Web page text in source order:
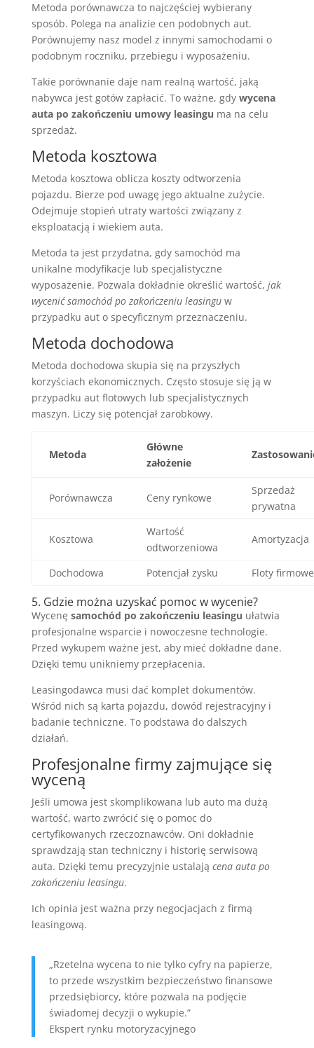
Metoda porównawcza to najczęściej wybierany
sposób. Polega na analizie cen podobnych aut.
Porównujemy nasz model z innymi samochodami o
podobnym roczniku, przebiegu i wyposażeniu.
Takie porównanie daje nam realną wartość, jaką
nabywca jest gotów zapłacić. To ważne, gdy wycena
auta po zakończeniu umowy leasingu ma na celu
sprzedaż.
Metoda kosztowa
Metoda kosztowa oblicza koszty odtworzenia
pojazdu. Bierze pod uwagę jego aktualne zużycie.
Odejmuje stopień utraty wartości związany z
eksploatacją i wiekiem auta.
Metoda ta jest przydatna, gdy samochód ma
unikalne modyfikacje lub specjalistyczne
wyposażenie. Pozwala dokładnie określić wartość, jak
wycenić samochód po zakończeniu leasinguw
przypadku aut o specyficznym przeznaczeniu.
Metoda dochodowa
Metoda dochodowa skupia się na przyszłych
korzyściach ekonomicznych. Często stosuje się ją w
przypadku aut flotowych lub specjalistycznych
maszyn. Liczy się potencjał zarobkowy.
Metoda
Główne
założenie
Porównawcza Ceny rynkowe
Sprzedaż
prywatna
Kosztowa
Wartość
odtworzeniowa
Amortyzacja
Dochodowa Potencjał zysku Floty firmowe
5. Gdzie można uzyskać pomoc w wycenie?
Wycenę samochód po zakończeniu leasingu ułatwia
profesjonalne wsparcie i nowoczesne technologie.
Przed wykupem ważne jest, aby mieć dokładne dane.
Dzięki temu unikniemy przepłacenia.
Leasingodawca musi dać komplet dokumentów.
Wśród nich są karta pojazdu, dowód rejestracyjny i
badanie techniczne. To podstawa do dalszych
działań.
Profesjonalne firmy zajmujące się
wyceną
Jeśli umowa jest skomplikowana lub auto ma dużą
wartość, warto zwrócić się o pomoc do
certyfikowanych rzeczoznawców. Oni dokładnie
sprawdzają stan techniczny i historię serwisową
auta. Dzięki temu precyzyjnie ustalają cena auta po
zakończeniu leasingu.
Ich opinia jest ważna przy negocjacjach z firmą
leasingową.
„Rzetelna wycena to nie tylko cyfry na papierze,
to przede wszystkim bezpieczeństwo finansowe
przedsiębiorcy, które pozwala na podjęcie
świadomej decyzji o wykupie.”
Ekspert rynku motoryzacyjnego